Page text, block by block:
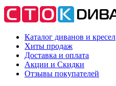
Каталог диванов и кресел
Хиты продаж
Доставка и оплата
Акции и Скидки
Отзывы покупателей